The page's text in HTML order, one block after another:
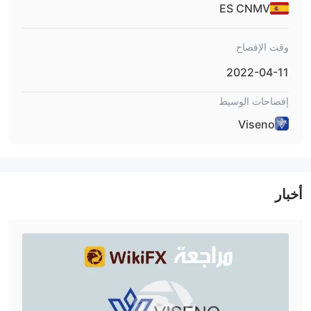
في اعتبارك أنه كلما زادت الرافعة المالية ، زادت مخاطر فقدان رأس
الهوامش
بكثير من متوسط الصناعة البالغ 1.5 نقطة.
منصة تداول متاحة
أشهر منصة تداول فوركس. يعد المستشارون الخبراء ، وتداول الخوارزمية
، والمؤشرات المعقدة ، ومختبرو الإستراتيجيات بعضًا من أدوات التداول
ES CNMV
وقت الإفصاح
2022-04-11
إفصاحات الوسيط
Viseno
أخبار